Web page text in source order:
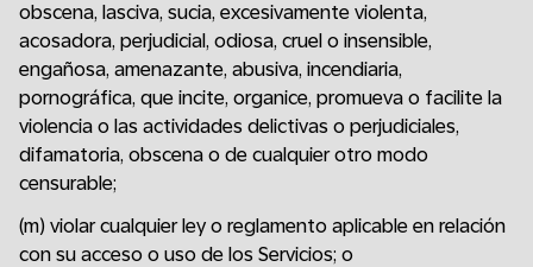
obscena, lasciva, sucia, excesivamente violenta,
acosadora, perjudicial, odiosa, cruel o insensible,
engañosa, amenazante, abusiva, incendiaria,
pornográfica, que incite, organice, promueva o facilite la
violencia o las actividades delictivas o perjudiciales,
difamatoria, obscena o de cualquier otro modo
censurable;
(m) violar cualquier ley o reglamento aplicable en relación
con su acceso o uso de los Servicios; o